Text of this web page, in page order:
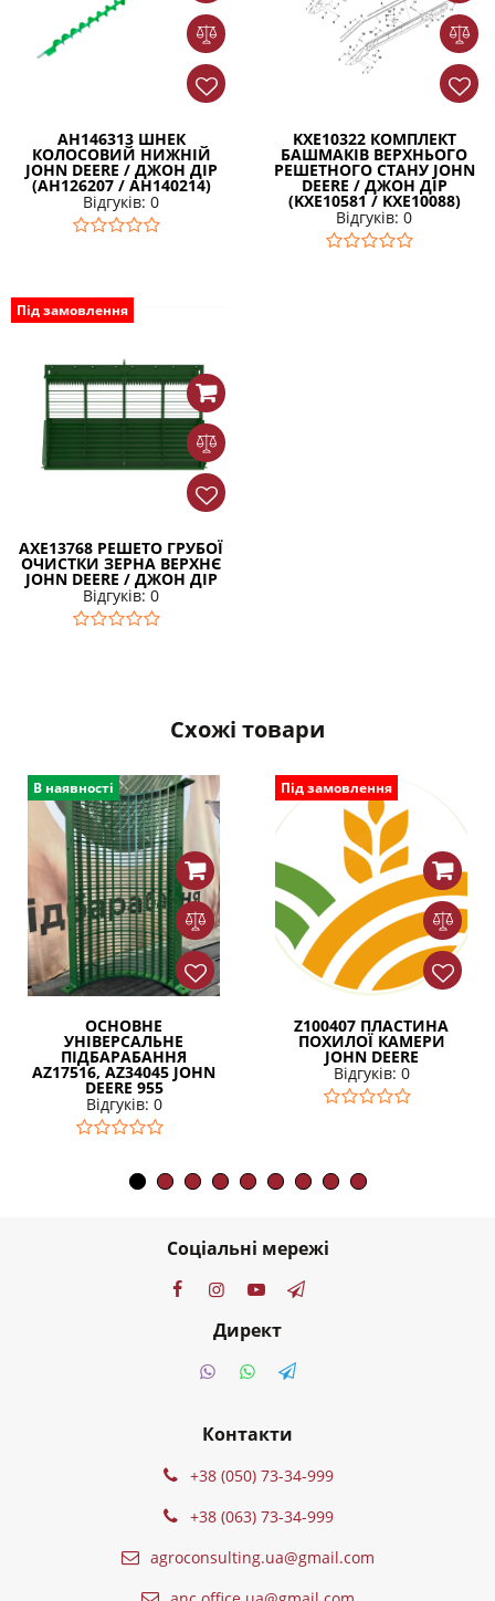
AH146313 ШНЕК
КОЛОСОВИЙ НИЖНІЙ
JOHN DEERE / ДЖОН ДІР
(AH126207 / AH140214)
Відгуків: 0
KXE10322 КОМПЛЕКТ
БАШМАКІВ ВЕРХНЬОГО
РЕШЕТНОГО СТАНУ JOHN
DEERE / ДЖОН ДІР
(KXE10581 / KXE10088)
Відгуків: 0
Під замовлення
AXE13768 РЕШЕТО ГРУБОЇ
ОЧИСТКИ ЗЕРНА ВЕРХНЄ
JOHN DEERE / ДЖОН ДІР
Відгуків: 0
Схожі товари
В наявності
ОСНОВНЕ
УНІВЕРСАЛЬНЕ
ПІДБАРАБАННЯ
AZ17516, AZ34045 JOHN
DEERE 955
Відгуків: 0
Під замовлення
Z100407 ПЛАСТИНА
ПОХИЛОЇ КАМЕРИ
JOHN DEERE
Відгуків: 0
Соціальні мережі
Директ
Контакти
+38 (050) 73-34-999
+38 (063) 73-34-999
agroconsulting.ua@gmail.com